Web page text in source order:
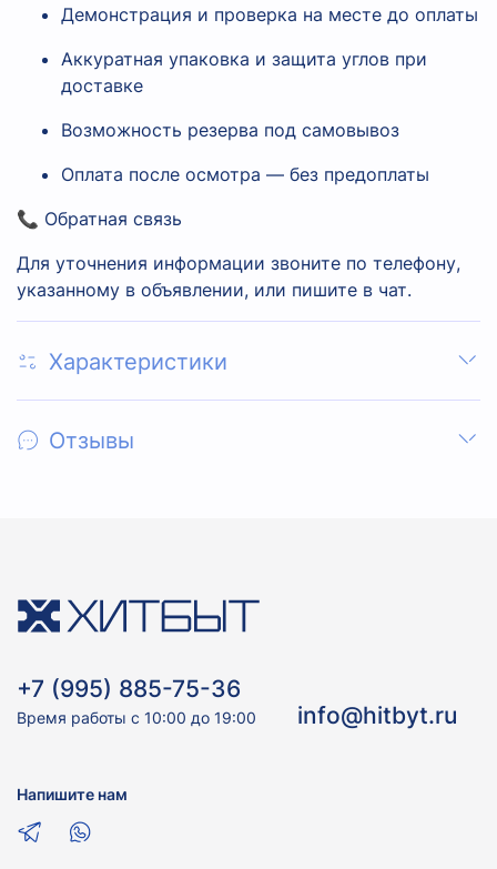
Демонстрация и проверка на месте до оплаты
Аккуратная упаковка и защита углов при
доставке
Возможность резерва под самовывоз
Оплата после осмотра — без предоплаты
📞 Обратная связь
Для уточнения информации звоните по телефону,
указанному в объявлении, или пишите в чат.
Характеристики
Отзывы
+7 (995) 885-75-36
Время работы с 10:00 до 19:00 info@hitbyt.ru
Напишите нам